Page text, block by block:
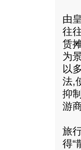
北
由
往
赁
为
以
法,
抑
游
社
旅
得“